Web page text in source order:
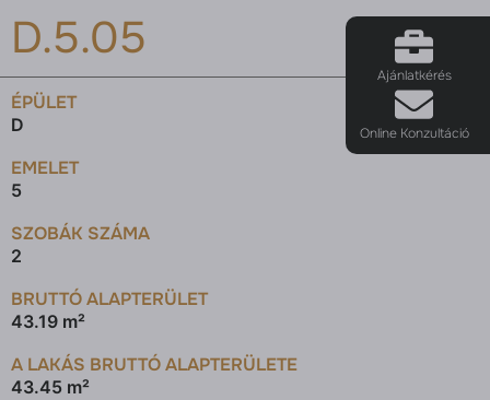
Ajánlatkérés
Online Konzultáció
D.5.05
ÉPÜLET
D
EMELET
5
SZOBÁK SZÁMA
2
BRUTTÓ ALAPTERÜLET
43.19 m²
A LAKÁS BRUTTÓ ALAPTERÜLETE
43.45 m²